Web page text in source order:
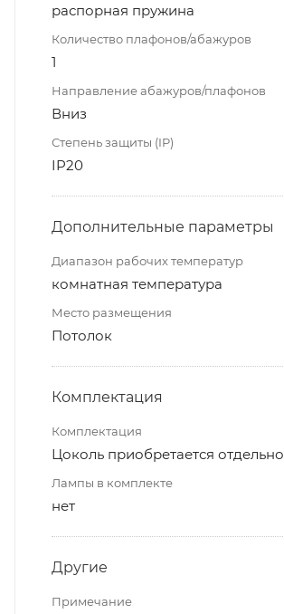
распорная пружина
Количество плафонов/абажуров
1
Направление абажуров/плафонов
Вниз
Степень защиты (IP)
IP20
Дополнительные параметры
Диапазон рабочих температур
комнатная температура
Место размещения
Потолок
Комплектация
Комплектация
Цоколь приобретается отдельно
Лампы в комплекте
нет
Другие
Примечание